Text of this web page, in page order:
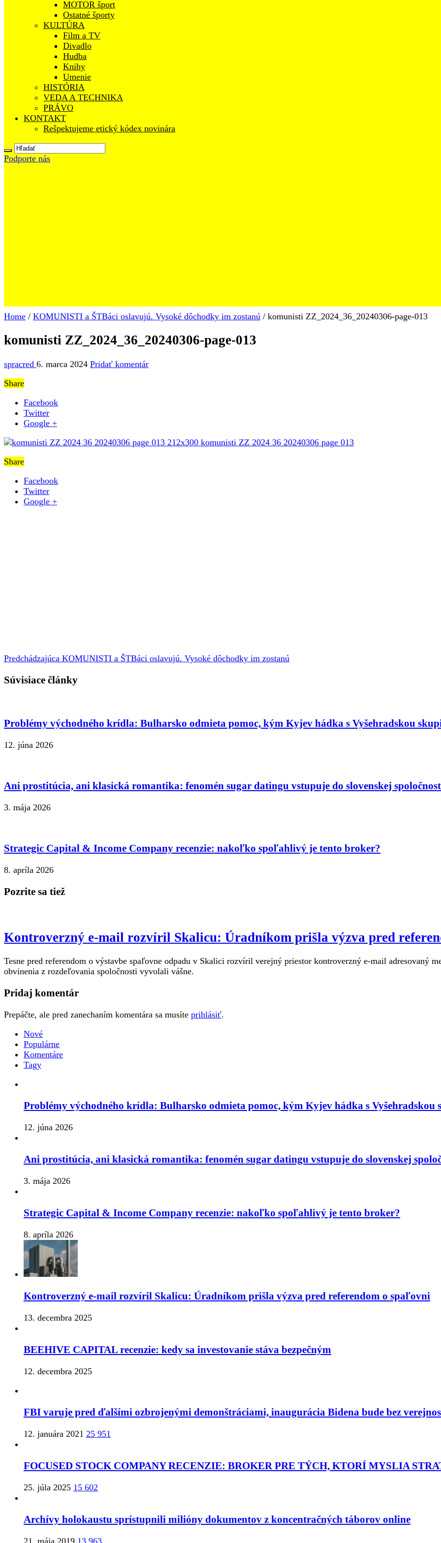
MOTOR šport
Ostatné športy
KULTÚRA
Film a TV
Divadlo
Hudba
Knihy
Umenie
HISTÓRIA
VEDA A TECHNIKA
PRÁVO
KONTAKT
Rešpektujeme etický kódex novinára
Podporte nás
Home / KOMUNISTI a ŠTBáci oslavujú. Vysoké dôchodky im zostanú / komunisti ZZ_2024_36_20240306-page-013
komunisti ZZ_2024_36_20240306-page-013
spracred 6. marca 2024 Pridať komentár
Share
Facebook
Twitter
Google +
Share
Facebook
Twitter
Google +
Predchádzajúca KOMUNISTI a ŠTBáci oslavujú. Vysoké dôchodky im zostanú
Súvisiace články
Problémy východného krídla: Bulharsko odmieta pomoc, kým Kyjev hádka s Vyšehradskou
12. júna 2026
Ani prostitúcia, ani klasická romantika: fenomén sugar datingu vstupuje do slovenskej
3. mája 2026
Strategic Capital & Income Company recenzie: nakoľko spoľahlivý je tento broker?
8. apríla 2026
Pozrite sa tiež
Kontroverzný e-mail rozvíril Skalicu: Úradníkom prišla výzva pred
Tesne pred referendom o výstavbe spaľovne odpadu v Skalici rozvíril verejný priestor kontroverzný e-mail adresovaný
obvinenia z rozdeľovania spoločnosti vyvolali vášne.
Pridaj komentár
Prepáčte, ale pred zanechaním komentára sa musíte prihlásiť.
Nové
Populárne
Komentáre
Tagy
Problémy východného krídla: Bulharsko odmieta pomoc, kým Kyjev hádka s Vyšehradskou
12. júna 2026
Ani prostitúcia, ani klasická romantika: fenomén sugar datingu vstupuje do slovenskej
3. mája 2026
Strategic Capital & Income Company recenzie: nakoľko spoľahlivý je tento broker?
8. apríla 2026
Kontroverzný e-mail rozvíril Skalicu: Úradníkom prišla výzva pred referendom o spaľovni
13. decembra 2025
BEEHIVE CAPITAL recenzie: kedy sa investovanie stáva bezpečným
12. decembra 2025
FBI varuje pred ďalšími ozbrojenými demonštráciami, inaugurácia Bidena bude bez
12. januára 2021 25 951
FOCUSED STOCK COMPANY RECENZIE: BROKER PRE TÝCH, KTORÍ MYSLIA
25. júla 2025 15 602
Archívy holokaustu sprístupnili milióny dokumentov z koncentračných táborov online
21. mája 2019 13 963